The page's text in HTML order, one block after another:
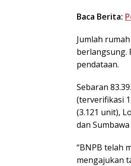
Baca Berita:
Jumlah
berlangsung.
pendataan.
Sebaran
(terverifikasi
(3.121 unit),
dan
“BNPB telah
mengajukan